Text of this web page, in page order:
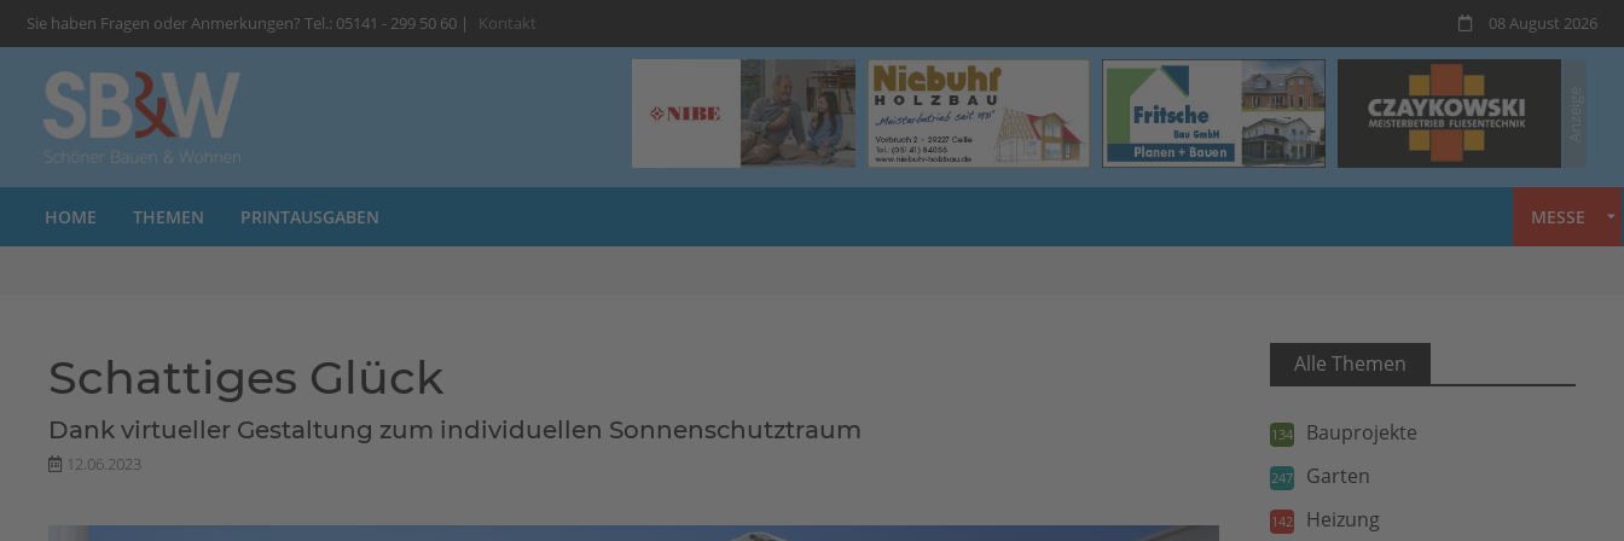
Sie haben Fragen oder Anmerkungen? Tel.: 05141 - 299 50 60 | Kontakt 08 August 2026
HOME THEMEN PRINTAUSGABEN MESSE
Schattiges Glück
Dank virtueller Gestaltung zum individuellen Sonnenschutztraum
12.06.2023
Alle Themen
134 Bauprojekte
247 Garten
142 Heizung